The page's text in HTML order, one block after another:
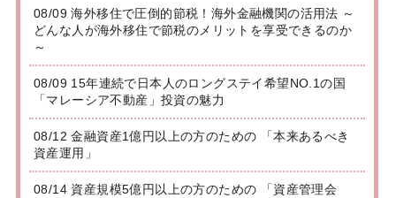
08/09 海外移住で圧倒的節税！海外金融機関の活用法 ～
どんな人が海外移住で節税のメリットを享受できるのか
～
08/09 15年連続で日本人のロングステイ希望NO.1の国
「マレーシア不動産」投資の魅力
08/12 金融資産1億円以上の方のための 「本来あるべき
資産運用」
08/14 資産規模5億円以上の方のための 「資産管理会